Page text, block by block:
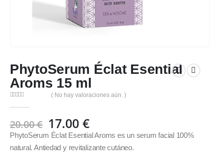
PhytoSerum Éclat Esential
Aroms 15 ml
( No hay valoraciones aún. )
20.00€ El
precio
original
17.00€
precio
actual
PhytoSerum Éclat Esential Aroms es un serum facial 100%
natural. Antiedad y revitalizante cutáneo.